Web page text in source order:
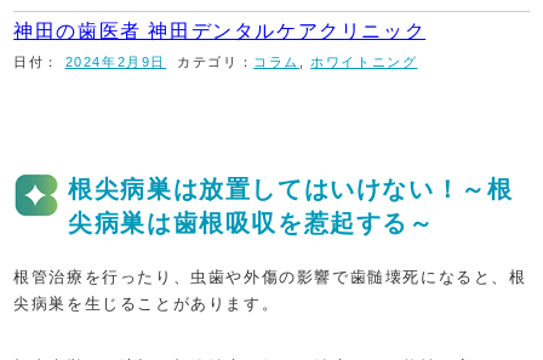
神田の歯医者 神田デンタルケアクリニック
日付： 2024年2月9日 カテゴリ： コラム ホワイトニング
根尖病巣は放置してはいけない！～根
尖病巣は歯根吸収を惹起する～
根管治療を行ったり、虫歯や外傷の影響で歯髄壊死になると、根
尖病巣を生じることがあります。